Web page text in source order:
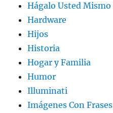
Hágalo Usted Mismo
Hardware
Hijos
Historia
Hogar y Familia
Humor
Illuminati
Imágenes Con Frases